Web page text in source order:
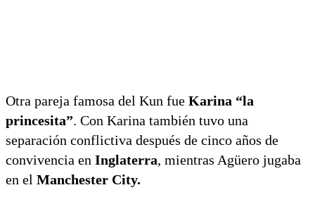
Otra pareja famosa del Kun fue Karina “la
princesita”. Con Karina también tuvo una
separación conflictiva después de cinco años de
convivencia en Inglaterra, mientras Agüero jugaba
en el Manchester City.